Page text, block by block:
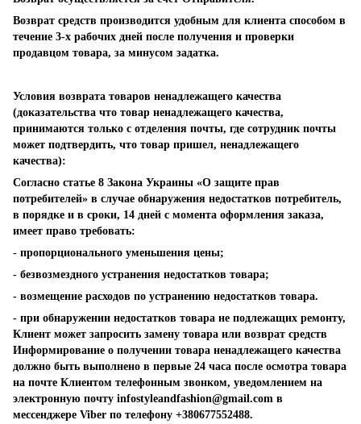
Возврат средств производится удобным для клиента способом в
течение 3-х рабочих дней после получения и проверки
продавцом товара, за минусом задатка.
Условия возврата товаров ненадлежащего качества
(доказательства что товар ненадлежащего качества,
принимаются только с отделения почты, где сотрудник почты
может подтвердить, что товар пришел, ненадлежащего
качества):
Согласно статье 8 Закона Украины «О защите прав
потребителей» в случае обнаружения недостатков потребитель,
в порядке и в сроки, 14 дней с момента оформления заказа,
имеет право требовать:
- пропорционального уменьшения цены;
- безвозмездного устранения недостатков товара;
- возмещение расходов по устранению недостатков товара.
- при обнаружении недостатков товара не подлежащих ремонту,
Клиент может запросить замену товара или возврат средств
Информирование о получении товара ненадлежащего качества
должно быть выполнено в первые 24 часа после осмотра товара
на почте Клиентом телефонным звонком, уведомлением на
электронную почту infostyleandfashion@gmail.com в
мессенджере Viber по телефону +380677552488.